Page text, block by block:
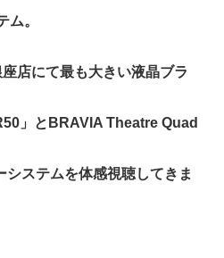
ム。
店にて最も大きい液晶ブラ
」とBRAVIA Theatre Quad
システムを体感視聴してきま